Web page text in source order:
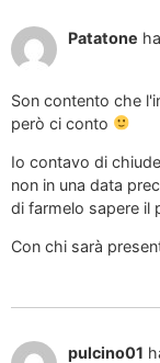
Patatone
Son contento che
però ci conto
Io contavo di
non in una data
di farmelo sapere il
Con chi sarà
pulcino01